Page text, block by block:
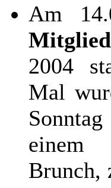
Am
2004
Mal
einem
Brunch,